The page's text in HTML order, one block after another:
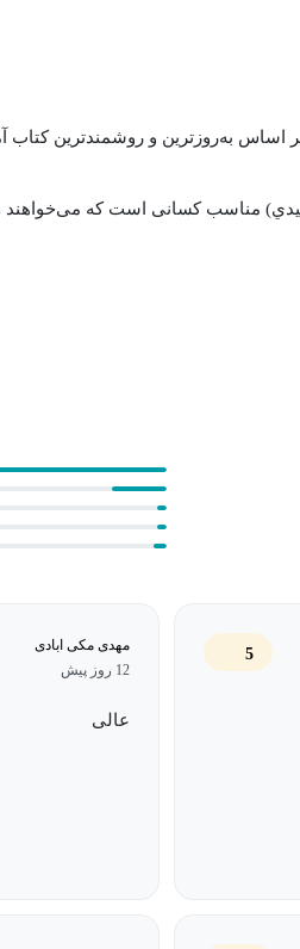
بر اساس به‌روزترین و روشمندترین
مناسب کسانی است که
طول روز و در اوقات فراغت به طور
انتخاب کنید تا بتوانید مکالمات را
5
مهدی مکی ابادی
12 روز پیش
عالی